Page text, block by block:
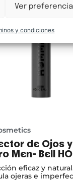
Ver
y condiciones
de Ojos y
Men- Bell
eficaz y
ojeras e